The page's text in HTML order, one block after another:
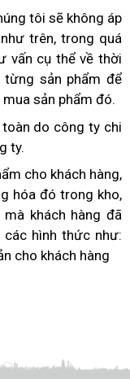
tôi sẽ không áp
trên, trong quá
vấn cụ thể về thời
sản phẩm để
sản phẩm đó.
do công ty chi
ty.
cho khách hàng,
hóa đó trong kho,
khách hàng đã
hình thức như:
cho khách hàng